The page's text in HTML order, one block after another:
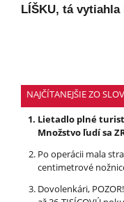
LÍŠKU, tá
NAJČÍTANEJŠIE ZO
Lietadlo plné
Množstvo ľudí sa
Po operácii mala
centimetrové
Dovolenkári,